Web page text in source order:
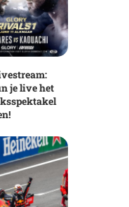
je live het